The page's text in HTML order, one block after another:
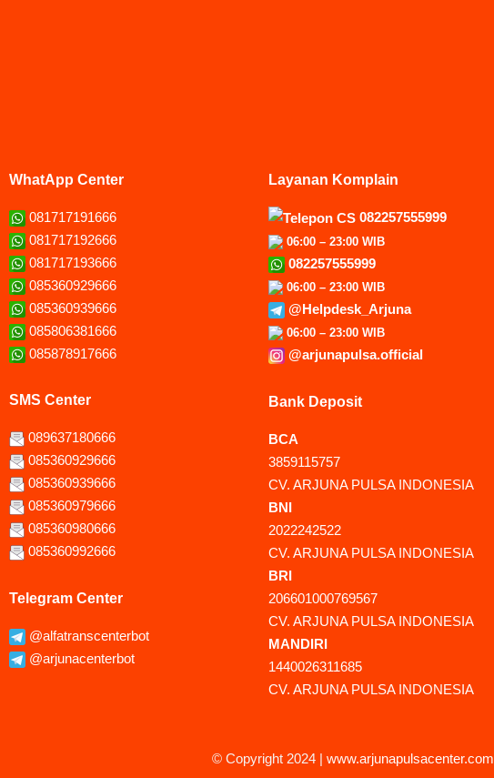
WhatApp Center
081717191666
081717192666
081717193666
085360929666
085360939666
085806381666
085878917666
SMS Center
089637180666
085360929666
085360939666
085360979666
085360980666
085360992666
Telegram Center
@alfatranscenterbot
@arjunacenterbot
Layanan Komplain
082257555999
06:00 – 23:00 WIB
082257555999
06:00 – 23:00 WIB
@Helpdesk_Arjuna
06:00 – 23:00 WIB
@arjunapulsa.official
Bank Deposit
BCA
3859115757
CV. ARJUNA PULSA INDONESIA
BNI
2022242522
CV. ARJUNA PULSA INDONESIA
BRI
206601000769567
CV. ARJUNA PULSA INDONESIA
MANDIRI
1440026311685
CV. ARJUNA PULSA INDONESIA
© Copyright 2024 | www.arjunapulsacenter.com